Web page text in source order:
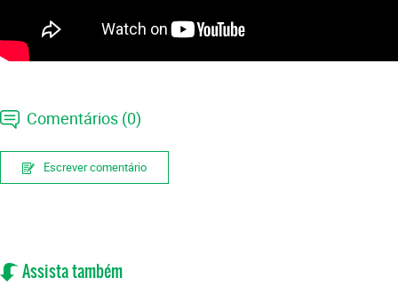
Comentários (0)
Escrever comentário
Assista também